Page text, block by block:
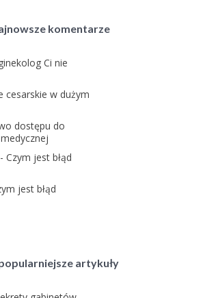
komentarze
Ci nie
cesarskie w dużym
dostępu do
- Czym jest błąd
jest błąd
artykuły